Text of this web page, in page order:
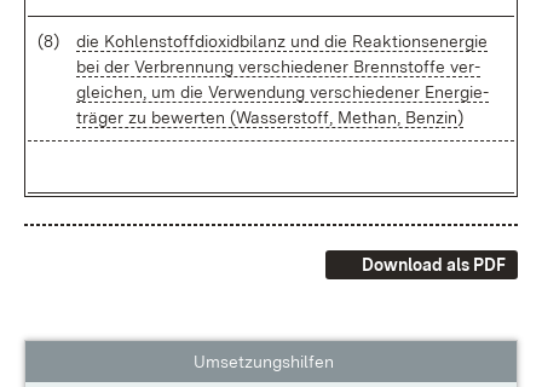
(8)
die Koh­len­stoff­di­oxid­bi­lanz und die Re­ak­ti­ons­ener­gie
bei der Ver­bren­nung ver­schie­de­ner Brenn­stof­fe ver­
glei­chen, um die Ver­wen­dung ver­schie­de­ner En­er­gie­
trä­ger zu be­wer­ten (Was­ser­stoff, Me­than, Ben­zin)
Download als PDF
Umsetzungshilfen